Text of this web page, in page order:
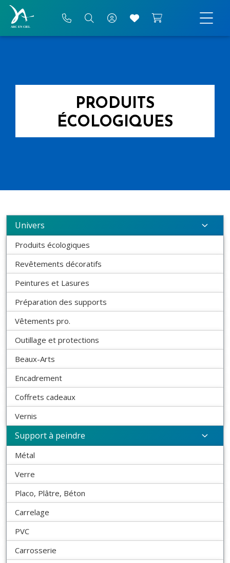
PRODUITS
ÉCOLOGIQUES
Univers
Produits écologiques
Revêtements décoratifs
Peintures et Lasures
Préparation des supports
Vêtements pro.
Outillage et protections
Beaux-Arts
Encadrement
Coffrets cadeaux
Vernis
Support à peindre
Métal
Verre
Placo, Plâtre, Béton
Carrelage
PVC
Carrosserie